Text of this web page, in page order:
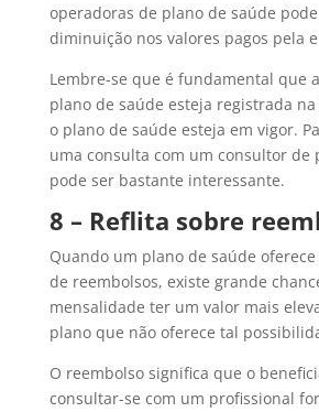
operadoras de plano de saúde
diminuição nos valores pagos pela
Lembre-se que é fundamental que
plano de saúde esteja registrada na
o plano de saúde esteja em vigor.
uma consulta com um consultor de
pode ser bastante interessante.
8 – Reflita sobre
Quando um plano de saúde
de reembolsos, existe grande
mensalidade ter um valor mais
plano que não oferece tal
O reembolso significa que o
consultar-se com um profissional